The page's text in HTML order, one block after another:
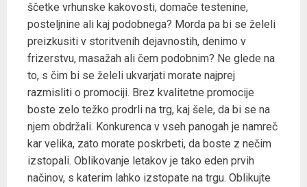
ščetke vrhunske kakovosti, domače testenine,
posteljnine ali kaj podobnega? Morda pa bi se želeli
preizkusiti v storitvenih dejavnostih, denimo v
frizerstvu, masažah ali čem podobnim? Ne glede na
to, s čim bi se želeli ukvarjati morate najprej
razmisliti o promociji. Brez kvalitetne promocije
boste zelo težko prodrli na trg, kaj šele, da bi se na
njem obdržali. Konkurenca v vseh panogah je namreč
kar velika, zato morate poskrbeti, da boste z nečim
izstopali. Oblikovanje letakov je tako eden prvih
načinov, s katerim lahko izstopate na trgu. Oblikujte